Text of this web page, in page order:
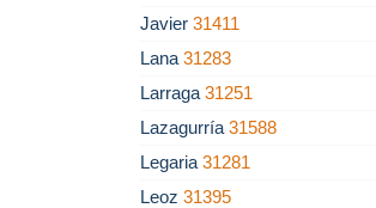
Javier 31411
Lana 31283
Larraga 31251
Lazagurría 31588
Legaria 31281
Leoz 31395